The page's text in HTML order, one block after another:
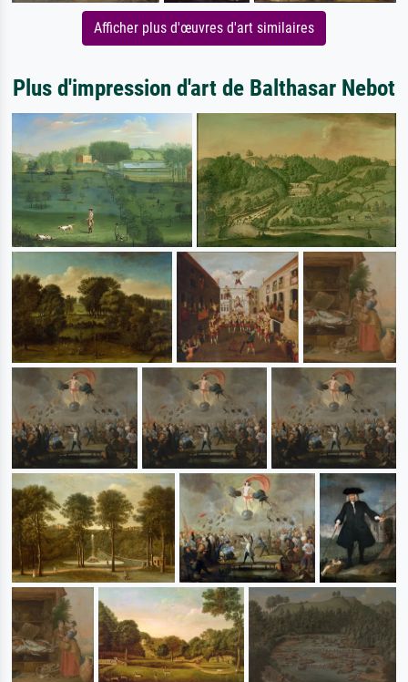
Afficher plus d'œuvres d'art similaires
Plus d'impression d'art de Balthasar Nebot